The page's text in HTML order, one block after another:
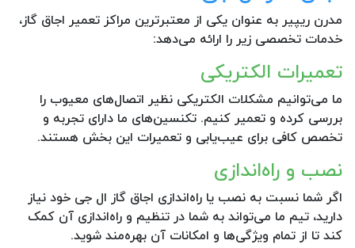
مدرن ریپیر به عنوان یکی از معتبرترین مراکز تعمیر اجاق گاز،
خدمات تخصصی زیر را ارائه می‌دهد:
تعمیرات الکتریکی
ما می‌توانیم مشکلات الکتریکی نظیر اتصال‌های معیوب را
بررسی کرده و تعمیر کنیم. تکنسین‌های ما دارای تجربه و
تخصص کافی برای عیب‌یابی و تعمیرات این بخش هستند.
نصب و راه‌اندازی
اگر شما نسبت به نصب یا راه‌اندازی اجاق گاز ال جی خود نیاز
دارید، تیم ما می‌تواند به شما در تنظیم و راه‌اندازی آن کمک
کند تا از تمام ویژگی‌ها و امکانات آن بهره‌مند شوید.